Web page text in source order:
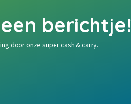
berichtje!
door onze super cash & carry.